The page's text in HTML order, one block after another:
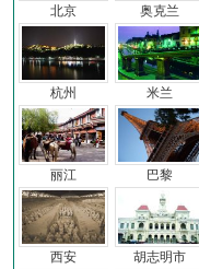
北京
杭州
丽江
西安
奥克兰
米兰
巴黎
胡志明市
前子